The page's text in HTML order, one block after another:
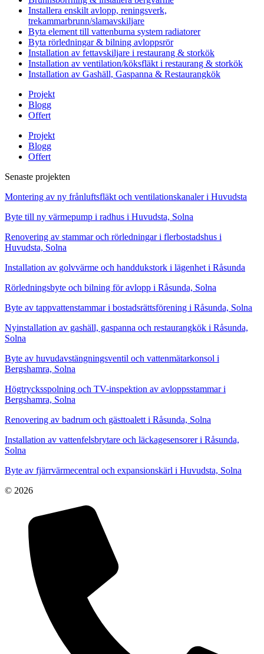
Installera enskilt avlopp, reningsverk,
trekammarbrunn/slamavskiljare
Byta element till vattenburna system radiatorer
Byta rörledningar & bilning avloppsrör
Installation av fettavskiljare i restaurang & storkök
Installation av ventilation/köksfläkt i restaurang & storkök
Installation av Gashäll, Gaspanna & Restaurangkök
Projekt
Blogg
Offert
Projekt
Blogg
Offert
Senaste projekten
Montering av ny frånluftsfläkt och ventilationskanaler i Huvudsta
Byte till ny värmepump i radhus i Huvudsta, Solna
Renovering av stammar och rörledningar i flerbostadshus i
Huvudsta, Solna
Installation av golvvärme och handdukstork i lägenhet i Råsunda
Rörledningsbyte och bilning för avlopp i Råsunda, Solna
Byte av tappvattenstammar i bostadsrättsförening i Råsunda, Solna
Nyinstallation av gashäll, gaspanna och restaurangkök i Råsunda,
Solna
Byte av huvudavstängningsventil och vattenmätarkonsol i
Bergshamra, Solna
Högtrycksspolning och TV-inspektion av avloppsstammar i
Bergshamra, Solna
Renovering av badrum och gästtoalett i Råsunda, Solna
Installation av vattenfelsbrytare och läckagesensorer i Råsunda,
Solna
Byte av fjärrvärmecentral och expansionskärl i Huvudsta, Solna
© 2026